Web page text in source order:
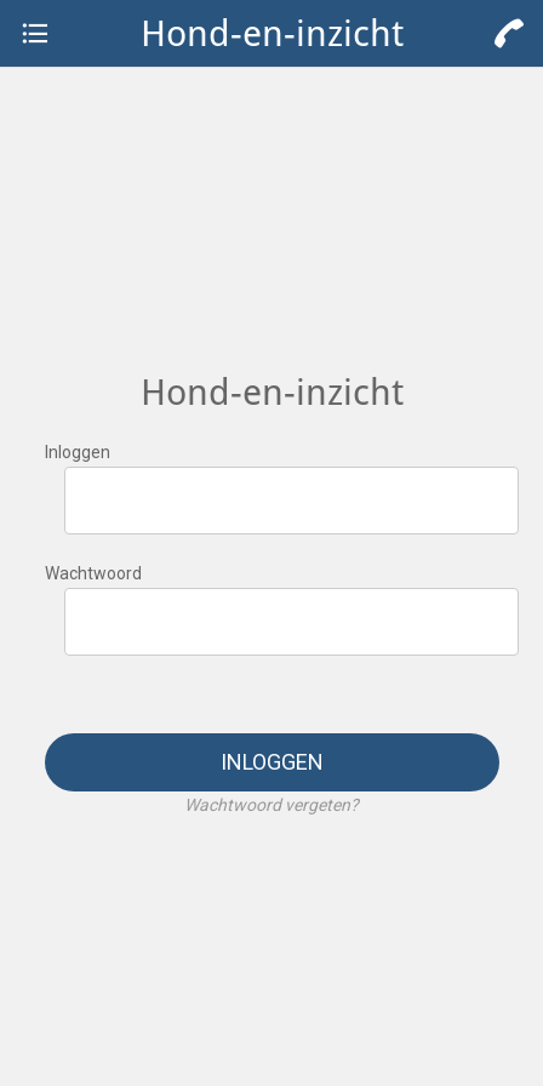
Hond-en-inzicht
Hond-en-inzicht
Inloggen
Wachtwoord
INLOGGEN
Wachtwoord vergeten?